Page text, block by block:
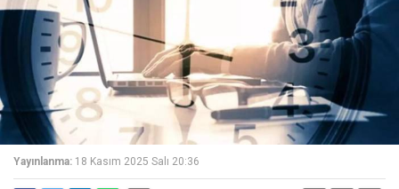
Yayınlanma: 18 Kasım 2025 Salı 20:36